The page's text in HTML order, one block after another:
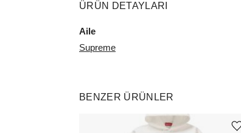
ÜRÜN DETAYLARI
Aile
Supreme
BENZER ÜRÜNLER